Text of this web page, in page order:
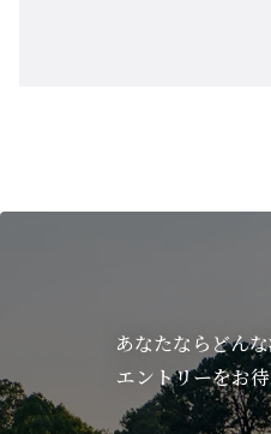
あなたならどん
エントリーをお